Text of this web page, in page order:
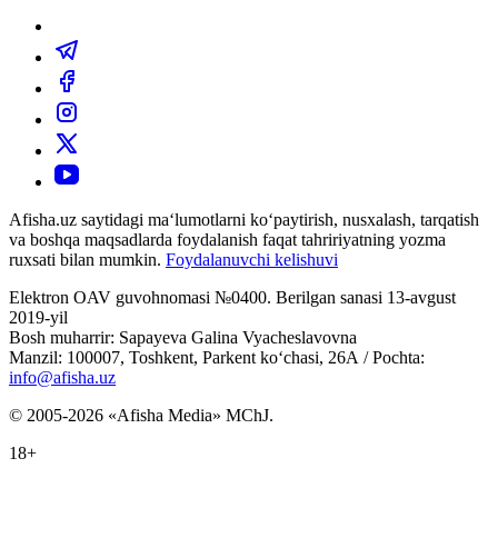
Afisha.uz saytidagi ma‘lumotlarni ko‘paytirish, nusxalash, tarqatish
va boshqa maqsadlarda foydalanish faqat tahririyatning yozma
ruxsati bilan mumkin. Foydalanuvchi kelishuvi
Elektron OAV guvohnomasi №0400. Berilgan sanasi 13-avgust
2019-yil
Bosh muharrir: Sapayeva Galina Vyacheslavovna
Manzil: 100007, Toshkent, Parkent ko‘chasi, 26А / Pochta:
info@afisha.uz
© 2005-2026 «Afisha Media» MChJ.
18+